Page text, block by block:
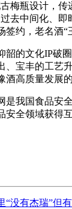
梅瓶设计，传
去中间化、即
签约，老名酒“
的文化IP破圈
、宝丰的工艺
酒高质量发展
我国食品安全
安全领域获得
“没有杰瑞”但